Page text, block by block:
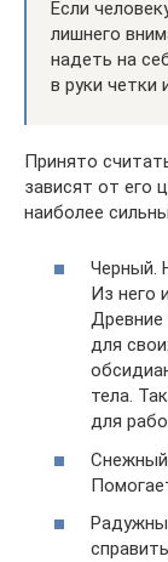
Если
лишнего
надеть на
в руки четки
Принято
зависят от его
наиболее
Черный.
Из него
Древние
для
тела.
для